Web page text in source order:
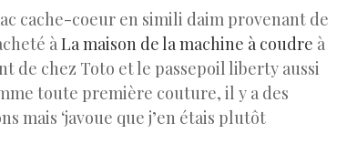
cache-coeur en simili daim provenant de
àLa maison de la machine à coudre à
de chez Toto et le passepoil liberty aussi
toute première couture, il y a des
mais ‘javoue que j’en étais plutôt